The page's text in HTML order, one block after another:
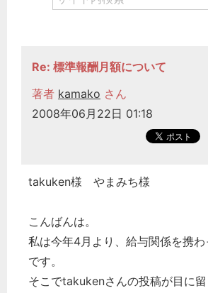
Re: 標準報酬月額について
著者 kamako さん
2008年06月22日 01:18
takuken様 やまみち様
こんばんは。
私は今年4月より、給与関係を携
です。
そこでtakukenさんの投稿が目に